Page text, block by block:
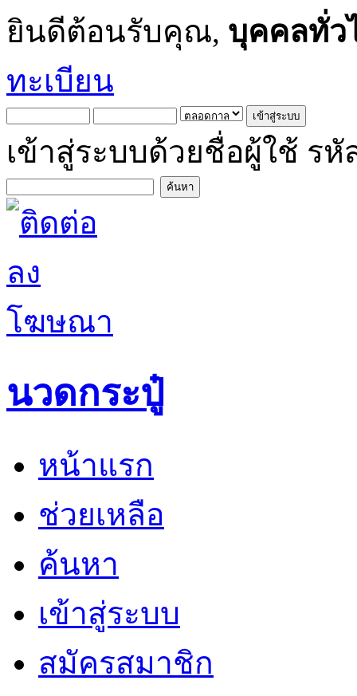
ยินดีต้อนรับคุณ, บุคคลทั่ว
ทะเบียน
เข้าสู่ระบบด้วยชื่อผู้ใช้ รหั
นวดกระปู๋
หน้าแรก
ช่วยเหลือ
ค้นหา
เข้าสู่ระบบ
สมัครสมาชิก